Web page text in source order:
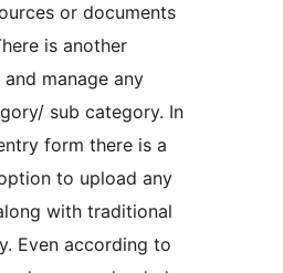
or documents
is another
manage any
sub category. In
form there is a
to upload any
with traditional
Even according to